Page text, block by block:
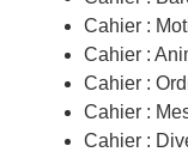
Cahier :
Cahier :
Cahier :
Cahier :
Cahier :